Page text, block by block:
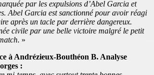
par les expulsions d’Abel Garcia et
Abel Garcia est sanctionné pour avoir réagi
après un tacle par derrière dangereux.
civile par une belle victoire malgré le petit
. »
à Andrézieux-Bouthéon B. Analyse
: